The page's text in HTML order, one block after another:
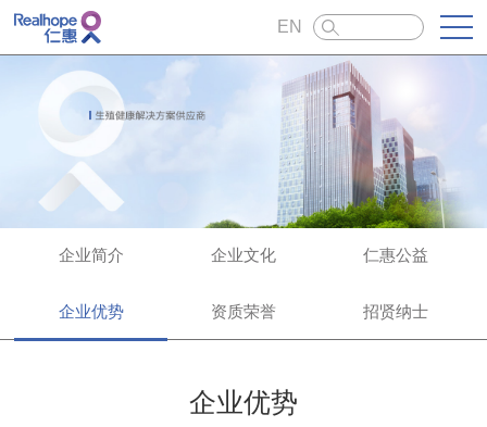
EN
企业简介 企业文化 仁惠公益
企业优势 资质荣誉 招贤纳士
企业优势